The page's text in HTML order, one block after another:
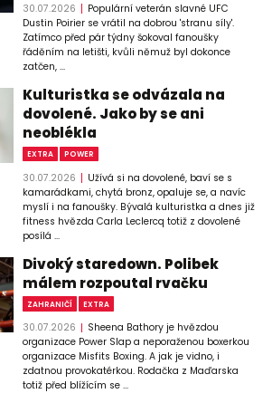
30.07.2026
Populární veterán slavné UFC
Dustin Poirier se vrátil na dobrou 'stranu síly'.
Zatímco před pár týdny šokoval fanoušky
řáděním na letišti, kvůli němuž byl dokonce
zatčen, ...
Kulturistka se odvázala na
dovolené. Jako by se ani
neoblékla
EXTRA POWER
30.07.2026
Užívá si na dovolené, baví se s
kamarádkami, chytá bronz, opaluje se, a navíc
myslí i na fanoušky. Bývalá kulturistka a dnes již
fitness hvězda Carla Leclercq totiž z dovolené
posílá ...
Divoký staredown. Polibek
málem rozpoutal rvačku
ZAHRANIČÍ EXTRA
30.07.2026
Sheena Bathory je hvězdou
organizace Power Slap a neporaženou boxerkou
organizace Misfits Boxing. A jak je vidno, i
zdatnou provokatérkou. Rodačka z Maďarska
totiž před blížícím se ...